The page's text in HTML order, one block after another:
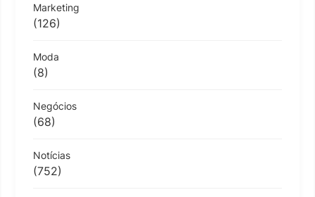
Marketing
(126)
Moda
(8)
Negócios
(68)
Notícias
(752)